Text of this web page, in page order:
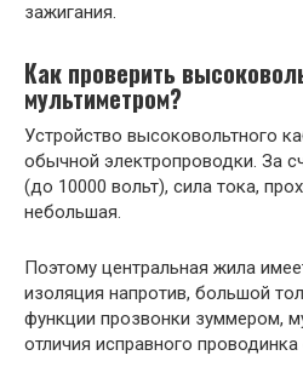
зажигания.
Как проверить
мультиметром?
Устройство высоковольтного
обычной электропроводки. За
(до 10000 вольт), сила тока,
небольшая.
Поэтому центральная жила
изоляция напротив, большой
функции прозвонки зуммером,
отличия исправного